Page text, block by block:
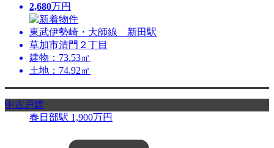
2,680万円
東武伊勢崎・大師線 新田駅
草加市清門２丁目
建物：73.53㎡
土地：74.92㎡
中古戸建
春日部駅 1,900万円